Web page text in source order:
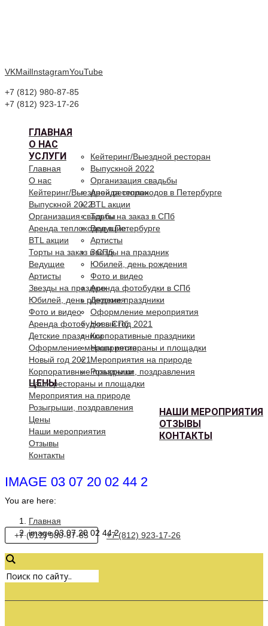
VKMailInstagramYouTube
+7 (812) 980-87-85
+7 (812) 923-17-26
ГЛАВНАЯ
О НАС
УСЛУГИ
Кейтеринг/Выездной ресторан
Выпускной 2022
Организация свадьбы
Аренда теплоходов в Петербурге
BTL акции
Торты на заказ в СПб
Ведущие
Артисты
Звезды на праздник
Юбилей, день рождения
Фото и видео
Аренда фотобудки в СПб
Детские праздники
Оформление мероприятия
Новый год 2021
Корпоративные праздники
Наши рестораны и площадки
Мероприятия на природе
Розыгрыши, поздравления
ЦЕНЫ
НАШИ МЕРОПРИЯТИЯ
ОТЗЫВЫ
КОНТАКТЫ
Главная
О нас
Кейтеринг/Выездной ресторан
Выпускной 2022
Организация свадьбы
Аренда теплоходов в Петербурге
BTL акции
Торты на заказ в СПб
Ведущие
Артисты
Звезды на праздник
Юбилей, день рождения
Фото и видео
Аренда фотобудки в СПб
Детские праздники
Оформление мероприятия
Новый год 2021
Корпоративные праздники
Наши рестораны и площадки
Мероприятия на природе
Розыгрыши, поздравления
Цены
Наши мероприятия
Отзывы
Контакты
IMAGE 03 07 20 02 44 2
You are here:
Главная
image 03 07 20 02 44 2
+7 (812) 980-87-85 +7 (812) 923-17-26